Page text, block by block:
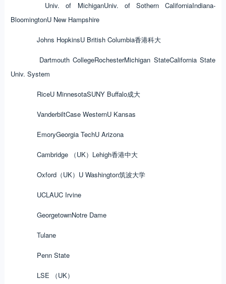
Univ. of MichiganUniv. of Sothern CaliforniaIndiana-
BloomingtonU New Hampshire
Johns HopkinsU British Columbia香港科大
Dartmouth CollegeRochesterMichigan StateCalifornia State
Univ. System
RiceU MinnesotaSUNY Buffalo成大
VanderbiltCase WesternU Kansas
EmoryGeorgia TechU Arizona
Cambridge （UK） Lehigh香港中大
Oxford（UK） U Washington筑波大学
UCLAUC Irvine
GeorgetownNotre Dame
Tulane
Penn State
LSE （UK）